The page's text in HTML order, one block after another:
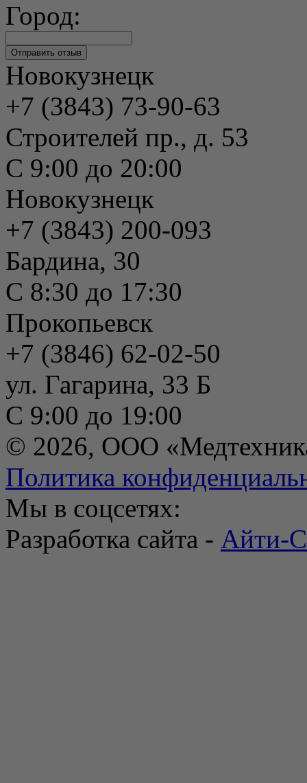
Город:
Новокузнецк
+7 (3843) 73-90-63
Строителей пр., д. 53
С 9:00 до 20:00
Новокузнецк
+7 (3843) 200-093
Бардина, 30
С 8:30 до 17:30
Прокопьевск
+7 (3846) 62-02-50
ул. Гагарина, 33 Б
С 9:00 до 19:00
© 2026, ООО
Политика
Мы в соцсетях:
Разработка сайта - Айти-